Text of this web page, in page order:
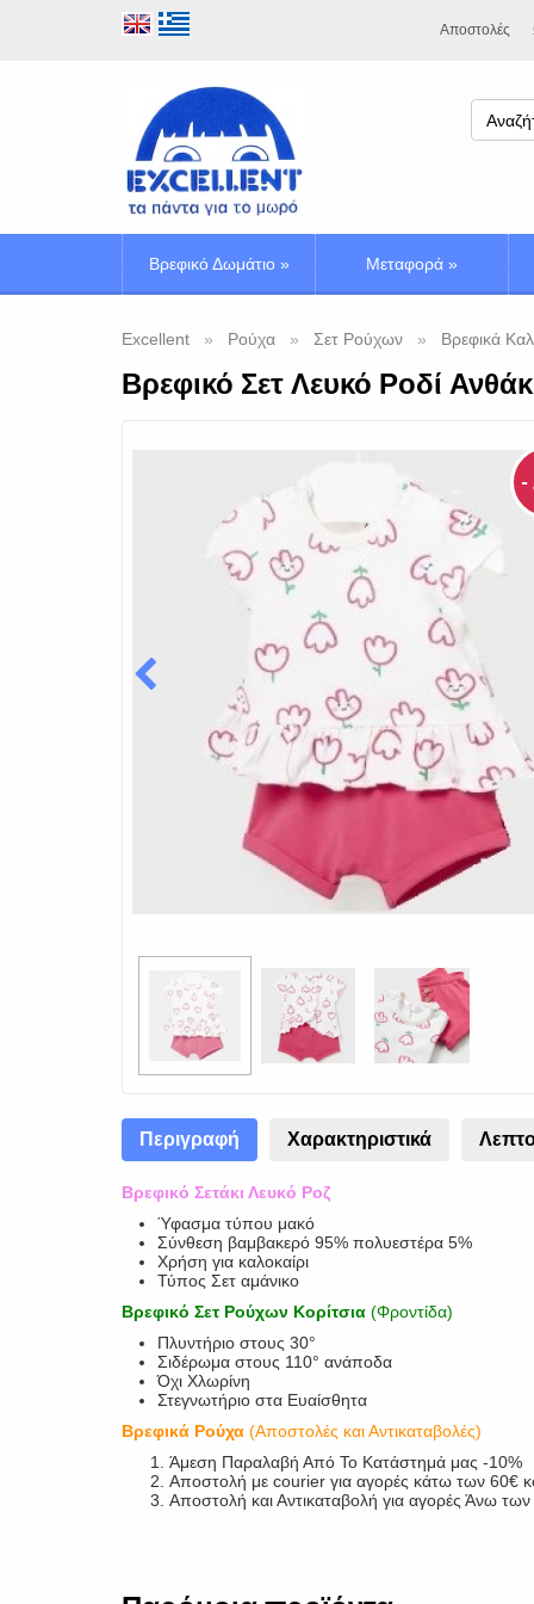
Αποστολές
Βρεφικό Δωμάτιο» Μεταφορά »
Excellent Ρούχα Σετ Ρούχων Βρεφικά
Βρεφικό Σετ Λευκό Ροδί
-
Περιγραφή Χαρακτηριστικά
Βρεφικό Σετάκι Λευκό Ροζ
Ύφασμα τύπου μακό
Σύνθεση βαμβακερό 95% πολυεστέρα 5%
Χρήση για καλοκαίρι
Τύπος Σετ αμάνικο
Βρεφικό Σετ Ρούχων Κορίτσια (Φροντίδα)
Πλυντήριο στους 30°
Σιδέρωμα στους 110° ανάποδα
Όχι Χλωρίνη
Στεγνωτήριο στα Ευαίσθητα
Βρεφικά Ρούχα (Αποστολές και Αντικαταβολές)
Άμεση Παραλαβή Από Το Κατάστημά μας -10%
Αποστολή με courier για αγορές κάτω των 60€
Αποστολή και Αντικαταβολή για αγορές Άνω